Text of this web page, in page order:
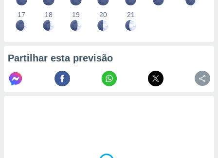
17 18 19 20 21
Partilhar esta previsão